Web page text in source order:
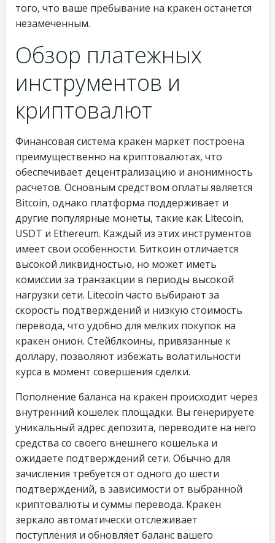
того, что ваше пребывание на кракен останется
незамеченным.
Обзор платежных
инструментов и
криптовалют
Финансовая система кракен маркет построена
преимущественно на криптовалютах, что
обеспечивает децентрализацию и анонимность
расчетов. Основным средством оплаты является
Bitcoin, однако платформа поддерживает и
другие популярные монеты, такие как Litecoin,
USDT и Ethereum. Каждый из этих инструментов
имеет свои особенности. Биткоин отличается
высокой ликвидностью, но может иметь
комиссии за транзакции в периоды высокой
нагрузки сети. Litecoin часто выбирают за
скорость подтверждений и низкую стоимость
перевода, что удобно для мелких покупок на
кракен онион. Стейблкоины, привязанные к
доллару, позволяют избежать волатильности
курса в момент совершения сделки.
Пополнение баланса на кракен происходит через
внутренний кошелек площадки. Вы генерируете
уникальный адрес депозита, переводите на него
средства со своего внешнего кошелька и
ожидаете подтверждений сети. Обычно для
зачисления требуется от одного до шести
подтверждений, в зависимости от выбранной
криптовалюты и суммы перевода. Кракен
зеркало автоматически отслеживает
поступления и обновляет баланс вашего